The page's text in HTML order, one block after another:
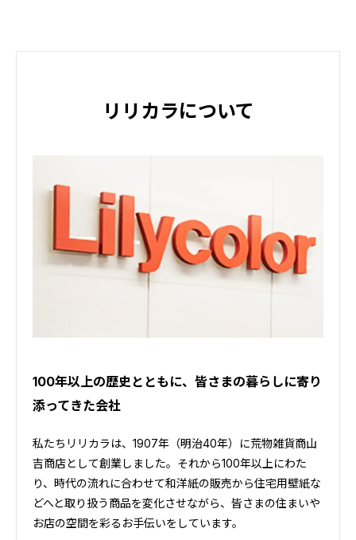
リリカラについて
100年以上の歴史とともに、皆さまの暮らしに寄り
添ってきた会社
私たちリリカラは、1907年（明治40年）に荒物雑貨商山
吉商店として創業しました。それから100年以上にわた
り、時代の流れに合わせて和洋紙の販売から住宅用壁紙な
どへと取り扱う商品を変化させながら、皆さまの住まいや
お店の空間を彩るお手伝いをしています。